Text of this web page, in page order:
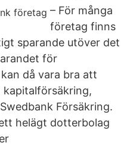
– För många
företag finns
sparande utöver det
för
då vara bra att
kapitalförsäkring,
Försäkring.
helägt dotterbolag